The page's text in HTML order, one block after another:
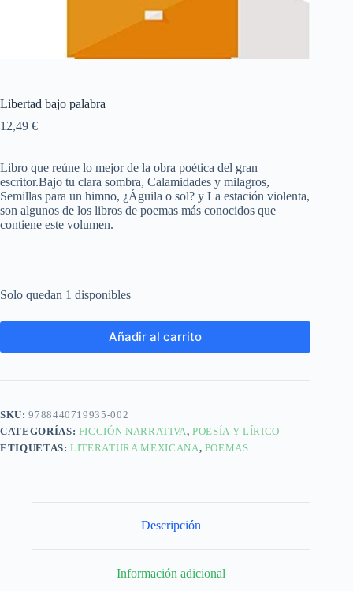
Libertad bajo palabra
12,49 €
Libro que reúne lo mejor de la obra poética del gran
escritor.Bajo tu clara sombra, Calamidades y milagros,
Semillas para un himno, ¿Águila o sol? y La estación violenta,
son algunos de los libros de poemas más conocidos que
contiene este volumen.
Solo quedan 1 disponibles
Añadir al carrito
SKU:9788440719935-002
CATEGORÍAS: FICCIÓN NARRATIVA,POESÍA Y LÍRICO
ETIQUETAS:LITERATURA MEXICANA, POEMAS
Descripción
Información adicional